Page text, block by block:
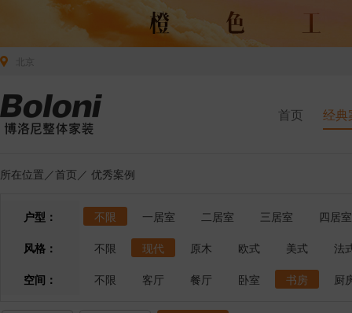
首页 经典
所在位置／首页 ／ 优秀案例
户型： 不限 一居室 二居室 三居室
四居室
风格：
不限 现代 原木 欧式 美式
法
空间：
不限 客厅 餐厅 卧室 书房 厨